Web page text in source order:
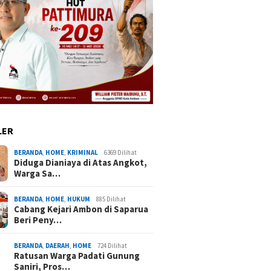
BERANDA HOME KRIMINAL 6369 Dilihat
Diduga Dianiaya di Atas Angkot,
Warga Sa…
BERANDA HOME HUKUM 885 Dilihat
Cabang Kejari Ambon di Saparua
Beri Peny…
BERANDA DAERAH HOME 724 Dilihat
Ratusan Warga Padati Gunung
Saniri, Pros…